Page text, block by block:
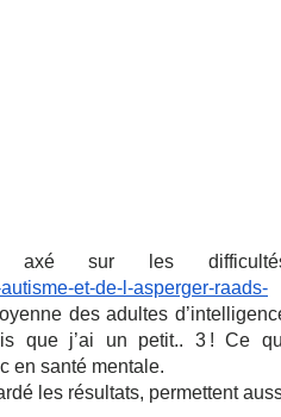
axé sur les
et-de-l-asperger-raads-
des adultes
que j’ai un petit.. 3 ! Ce
en santé mentale.
les résultats, permettent